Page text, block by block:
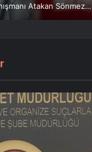
Atakan Sönmez…